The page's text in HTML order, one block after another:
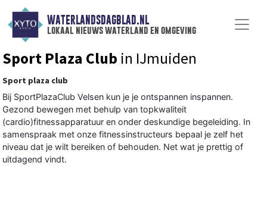
WATERLANDSDAGBLAD.NL
lokaal nieuws waterland en omgeving
Sport Plaza Club in IJmuiden
Sport plaza club
Bij SportPlazaClub Velsen kun je je ontspannen inspannen.
Gezond bewegen met behulp van topkwaliteit
(cardio)fitnessapparatuur en onder deskundige begeleiding. In
samenspraak met onze fitnessinstructeurs bepaal je zelf het
niveau dat je wilt bereiken of behouden. Net wat je prettig of
uitdagend vindt.